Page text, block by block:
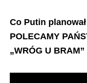
Co Putin
POLECAMY
„WRÓG U BRAM”